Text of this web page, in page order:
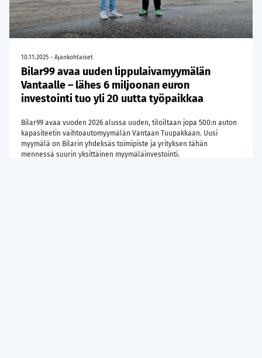
10.11.2025 - Ajankohtaiset
Bilar99 avaa uuden lippulaivamyymälän
Vantaalle – lähes 6 miljoonan euron
investointi tuo yli 20 uutta työpaikkaa
Bilar99 avaa vuoden 2026 alussa uuden, tiloiltaan jopa 500:n auton
kapasiteetin vaihtoautomyymälän Vantaan Tuupakkaan. Uusi
myymälä on Bilarin yhdeksäs toimipiste ja yrityksen tähän
mennessä suurin yksittäinen myymäläinvestointi.